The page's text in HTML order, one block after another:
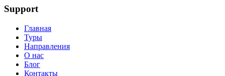
Support
Главная
Туры
Направления
О нас
Блог
Контакты